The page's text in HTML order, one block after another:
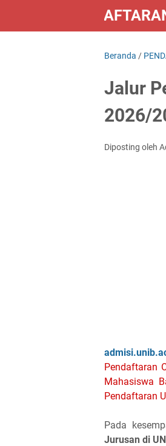
Beranda /
Jalur
2026/
Diposting oleh
Pendaftaran
Mahasiswa
Pendaftaran
Pada
Jurusan di